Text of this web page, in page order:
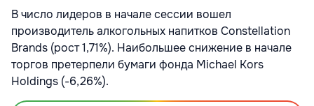
В число лидеров в начале сессии вошел
производитель алкогольных напитков Constellation
Brands (рост 1,71%). Наибольшее снижение в начале
торгов претерпели бумаги фонда Michael Kors
Holdings (-6,26%).